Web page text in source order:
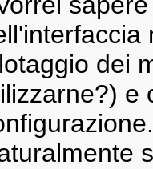
dei
e